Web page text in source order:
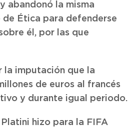
abandonó la misma
de Ética para defenderse
él, por las que
la imputación que la
de euros al francés
y durante igual periodo.
hizo para la FIFA